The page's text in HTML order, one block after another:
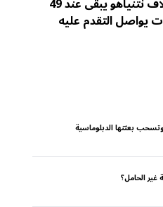
يواصل التقدم عليه
بعثتها الدبلوماسية
الحامل؟